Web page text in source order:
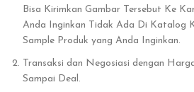
Bisa Kirimkan Gambar Tersebut Ke
Anda Inginkan Tidak Ada Di Katalog
Sample Produk yang Anda Inginkan.
Transaksi dan Negosiasi dengan
Sampai Deal.